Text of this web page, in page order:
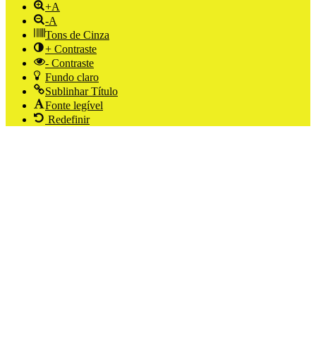
+A
-A
Tons de Cinza
+ Contraste
- Contraste
Fundo claro
Sublinhar Título
Fonte legível
Redefinir